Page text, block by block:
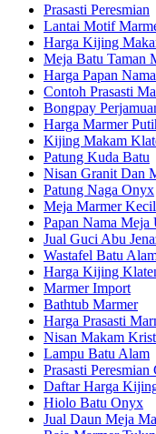
Prasasti Peresmian
Lantai Motif
Harga Kijing
Meja Batu Taman
Harga Papan
Contoh Prasasti
Bongpay
Harga Marmer
Kijing Makam
Patung Kuda Batu
Nisan Granit Dan
Patung Naga Onyx
Meja Marmer Kecil
Papan Nama Meja
Jual Guci Abu
Wastafel Batu
Harga Kijing
Marmer Import
Bathtub Marmer
Harga Prasasti
Nisan Makam
Lampu Batu Alam
Prasasti Peresmian
Daftar Harga
Hiolo Batu Onyx
Jual Daun Meja